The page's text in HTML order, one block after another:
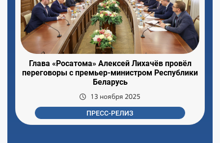
Глава «Росатома» Алексей Лихачёв провёл
переговоры с премьер-министром Республики
Беларусь
13 ноября 2025
ПРЕСС-РЕЛИЗ